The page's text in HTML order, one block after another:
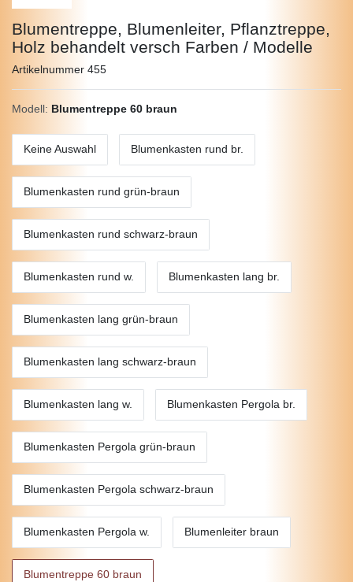
Blumentreppe, Blumenleiter, Pflanztreppe,
Holz behandelt versch Farben / Modelle
Artikelnummer 455
Modell: Blumentreppe 60 braun
Keine Auswahl Blumenkasten rund br.
Blumenkasten rund grün-braun
Blumenkasten rund schwarz-braun
Blumenkasten rund w. Blumenkasten lang br.
Blumenkasten lang grün-braun
Blumenkasten lang schwarz-braun
Blumenkasten lang w. Blumenkasten Pergola br.
Blumenkasten Pergola grün-braun
Blumenkasten Pergola schwarz-braun
Blumenkasten Pergola w. Blumenleiter braun
Blumentreppe 60 braun